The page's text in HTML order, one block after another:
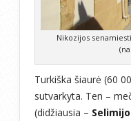
Nikozijos
Turkiška šiaurė (60
sutvarkyta. Ten –
(didžiausia –